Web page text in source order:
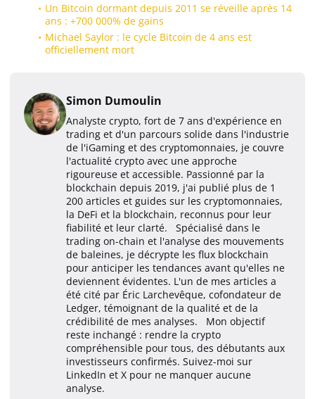
Un Bitcoin dormant depuis 2011 se réveille après 14
ans : +700 000% de gains
Michael Saylor : le cycle Bitcoin de 4 ans est
officiellement mort
Simon Dumoulin
Analyste crypto, fort de 7 ans d'expérience en
trading et d'un parcours solide dans l'industrie
de l'iGaming et des cryptomonnaies, je couvre
l'actualité crypto avec une approche
rigoureuse et accessible. Passionné par la
blockchain depuis 2019, j'ai publié plus de 1
200 articles et guides sur les cryptomonnaies,
la DeFi et la blockchain, reconnus pour leur
fiabilité et leur clarté. Spécialisé dans le
trading on-chain et l'analyse des mouvements
de baleines, je décrypte les flux blockchain
pour anticiper les tendances avant qu'elles ne
deviennent évidentes. L'un de mes articles a
été cité par Éric Larchevêque, cofondateur de
Ledger, témoignant de la qualité et de la
crédibilité de mes analyses. Mon objectif
reste inchangé : rendre la crypto
compréhensible pour tous, des débutants aux
investisseurs confirmés. Suivez-moi sur
LinkedIn et X pour ne manquer aucune
analyse.